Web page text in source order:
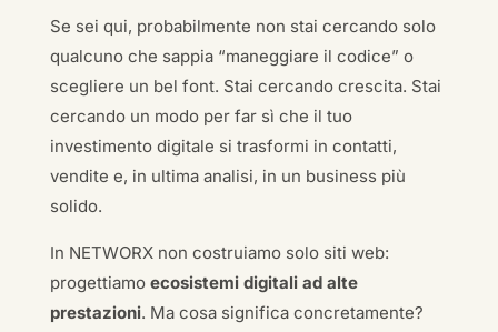
Se sei qui, probabilmente non stai cercando solo
qualcuno che sappia “maneggiare il codice” o
scegliere un bel font. Stai cercando crescita. Stai
cercando un modo per far sì che il tuo
investimento digitale si trasformi in contatti,
vendite e, in ultima analisi, in un business più
solido.
In NETWORX non costruiamo solo siti web:
progettiamo ecosistemi digitali ad alte
prestazioni. Ma cosa significa concretamente?